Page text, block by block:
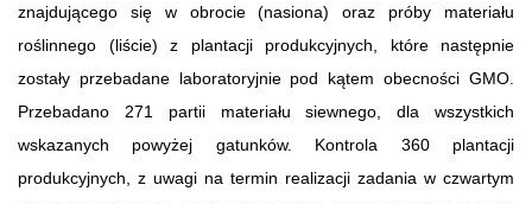
znajdującego się w obrocie (nasiona) oraz próby materiału
roślinnego (liście) z plantacji produkcyjnych, które następnie
zostały przebadane laboratoryjnie pod kątem obecności GMO.
Przebadano 271 partii materiału siewnego, dla wszystkich
wskazanych powyżej gatunków. Kontrola 360 plantacji
produkcyjnych, z uwagi na termin realizacji zadania w czwartym